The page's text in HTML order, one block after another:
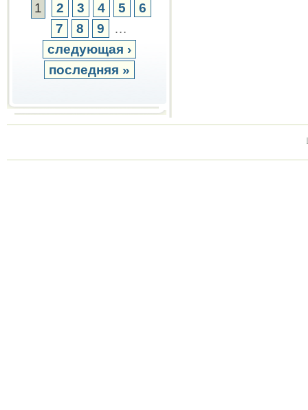
1 2 3 4 5
6
7
8 9
…
следующая ›
последняя »